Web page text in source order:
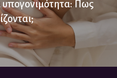
υπογονιμότητα: Πως